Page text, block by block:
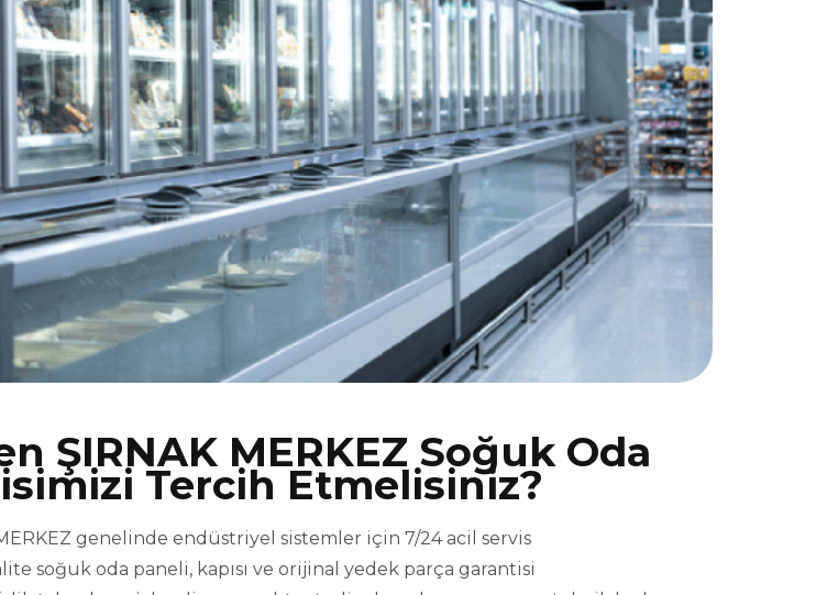
ŞIRNAK MERKEZ Soğuk Oda
Tercih Etmelisiniz?
genelinde endüstriyel sistemler için 7/24 acil servis
soğuk oda paneli, kapısı ve orijinal yedek parça garantisi